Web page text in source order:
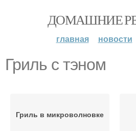
ДОМАШНИЕ
главная новости
Гриль с тэном
Гриль в микроволновке